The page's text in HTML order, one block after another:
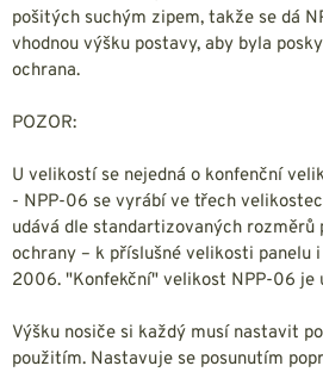
pošitých suchým zipem, takže se dá
vhodnou výšku postavy, aby byla
ochrana.
POZOR:
U velikostí se nejedná o konfenční
- NPP-06 se vyrábí ve třech
udává dle standartizovaných rozměrů
ochrany – k příslušné velikosti panelu
2006. "Konfekční" velikost NPP-06 je
Výšku nosiče si každý musí nastavit
použitím. Nastavuje se posunutím